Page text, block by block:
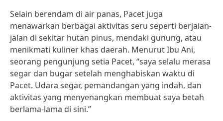
Selain berendam di air panas, Pacet juga
menawarkan berbagai aktivitas seru seperti berjalan-
jalan di sekitar hutan pinus, mendaki gunung, atau
menikmati kuliner khas daerah. Menurut Ibu Ani,
seorang pengunjung setia Pacet, “saya selalu merasa
segar dan bugar setelah menghabiskan waktu di
Pacet. Udara segar, pemandangan yang indah, dan
aktivitas yang menyenangkan membuat saya betah
berlama-lama di sini.”